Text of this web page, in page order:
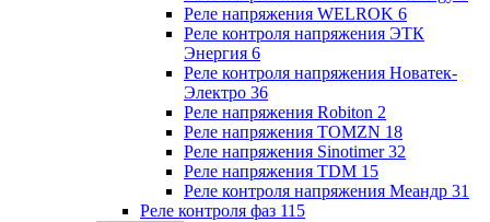
Реле напряжения WELROK 6
Реле контроля напряжения ЭТК
Энергия 6
Реле контроля напряжения Новатек-
Электро 36
Реле напряжения Robiton 2
Реле напряжения TOMZN 18
Реле напряжения Sinotimer 32
Реле напряжения TDM 15
Реле контроля напряжения Меандр 31
Реле контроля фаз 115